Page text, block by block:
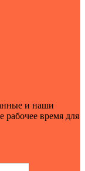
и наши
время для